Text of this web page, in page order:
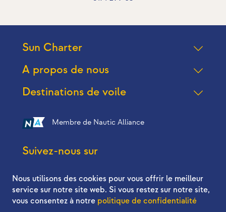
Sun Charter
A propos de nous
Destinations de voile
Membre de Nautic Alliance
Suivez-nous sur
Nous utilisons des cookies pour vous offrir le meilleur
service sur notre site web. Si vous restez sur notre site,
vous consentez à notre politique de confidentialité